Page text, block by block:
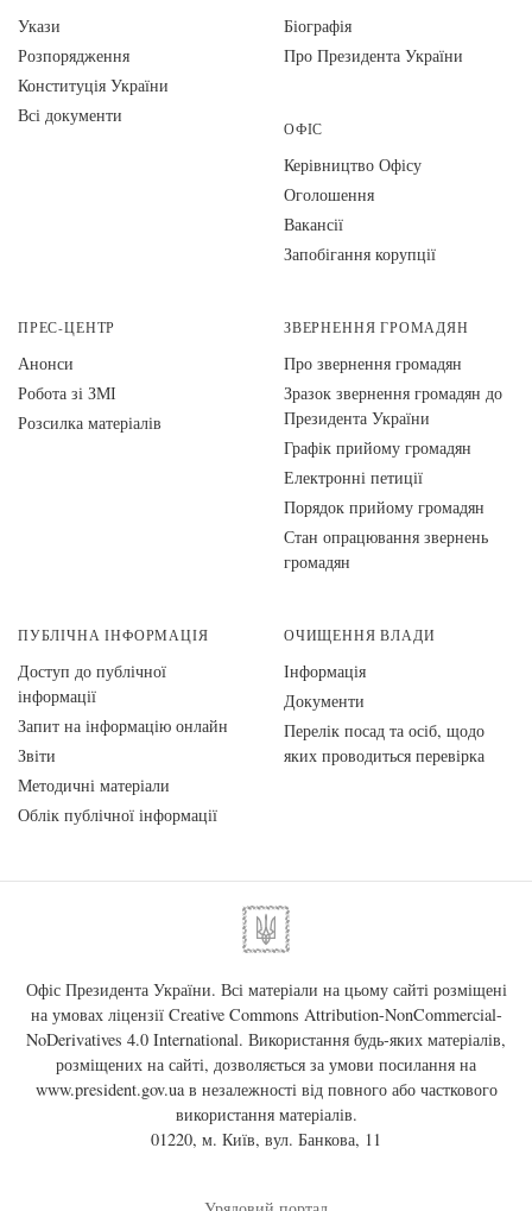
Укази
Розпорядження
Конституція України
Всі документи
Біографія
Про Президента України
ОФІС
Керівництво Офісу
Оголошення
Вакансії
Запобігання корупції
ПРЕС-ЦЕНТР
Анонси
Робота зі ЗМІ
Розсилка матеріалів
ЗВЕРНЕННЯ ГРОМАДЯН
Про звернення громадян
Зразок звернення громадян до
Президента України
Графік прийому громадян
Електронні петиції
Порядок прийому громадян
Стан опрацювання звернень
громадян
ПУБЛІЧНА ІНФОРМАЦІЯ
Доступ до публічної
інформації
Запит на інформацію онлайн
Звіти
Методичні матеріали
Облік публічної інформації
ОЧИЩЕННЯ ВЛАДИ
Інформація
Документи
Перелік посад та осіб, щодо
яких проводиться перевірка
Офіс Президента України. Всі матеріали на цьому сайті розміщені
на умовах ліцензії Creative Commons Attribution-NonCommercial-
NoDerivatives 4.0 International. Використання будь-яких матеріалів,
розміщених на сайті, дозволяється за умови посилання на
www.president.gov.uaв незалежності від повного або часткового
використання матеріалів.
01220, м. Київ, вул. Банкова, 11